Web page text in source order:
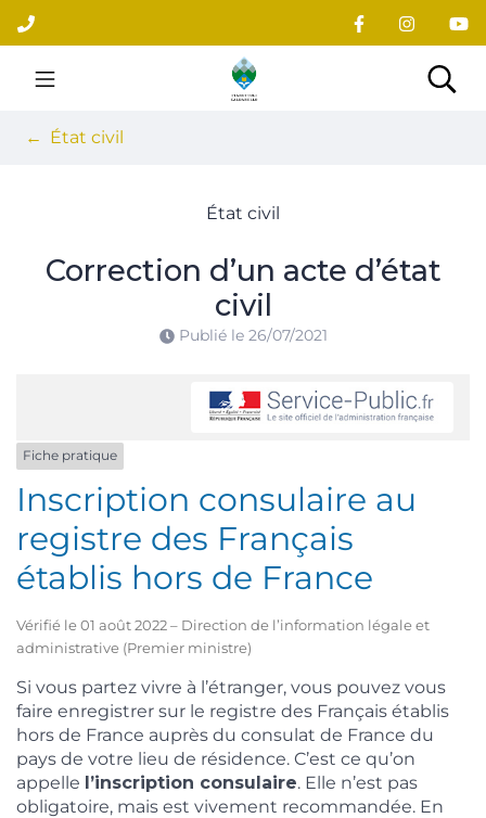
Aller
au
contenu
Site officiel du village
État civil
État civil
Correction d’un acte d’état
civil
Publié le 26/07/2021
Fiche pratique
Inscription consulaire au
registre des Français
établis hors de France
Vérifié le 01 août 2022 – Direction de l’information légale et
administrative (Premier ministre)
Si vous partez vivre à l’étranger, vous pouvez vous
faire enregistrer sur le registre des Français établis
hors de France auprès du consulat de France du
pays de votre lieu de résidence. C’est ce qu’on
appelle l’inscription consulaire. Elle n’est pas
obligatoire, mais est vivement recommandée. En